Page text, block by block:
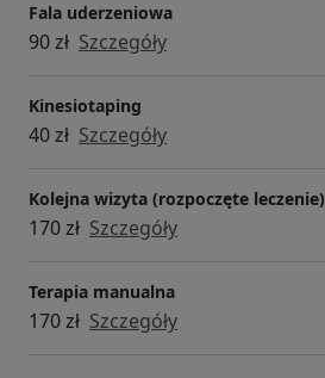
Fala uderzeniowa
90 zł Szczegóły
Kinesiotaping
40 zł Szczegóły
Kolejna wizyta (rozpoczęte leczenie)
170 zł Szczegóły
Terapia manualna
170 zł Szczegóły